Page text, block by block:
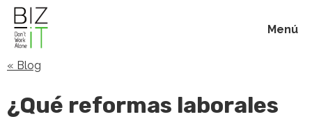
Menú
« Blog
¿Qué reformas laborales